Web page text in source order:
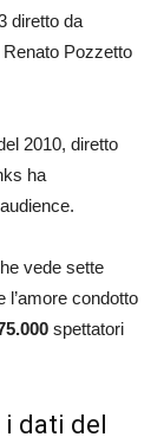
diretto da
Pozzetto
2010, diretto
ha
vede sette
l’amore condotto
spettatori
dati del